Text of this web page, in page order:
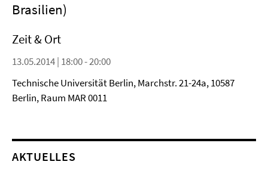
Brasilien)
Zeit & Ort
13.05.2014 | 18:00 - 20:00
Technische Universität Berlin, Marchstr. 21-24a, 10587
Berlin, Raum MAR 0011
AKTUELLES